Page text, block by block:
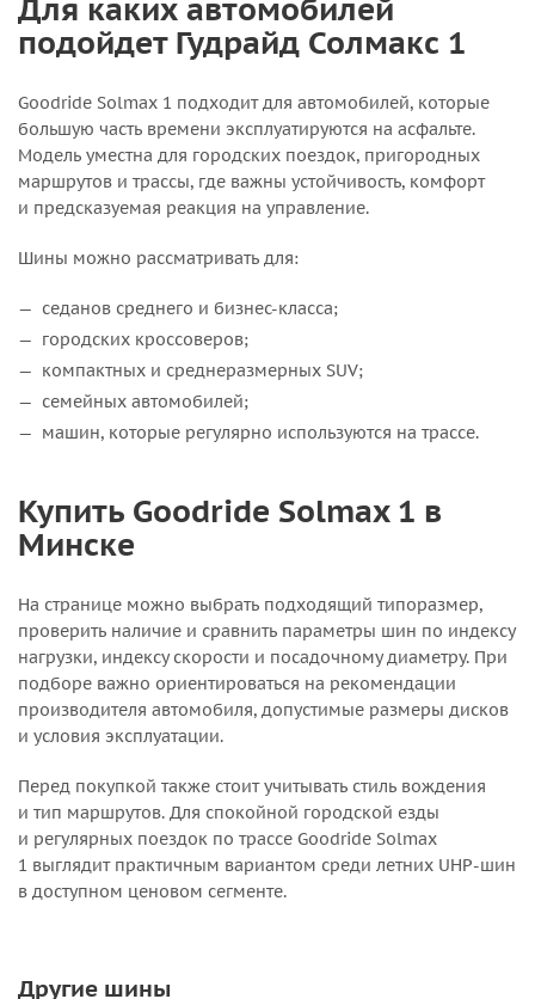
Для каких автомобилей
подойдет Гудрайд Солмакс 1
Goodride Solmax 1 подходит для автомобилей, которые
большую часть времени эксплуатируются на асфальте.
Модель уместна для городских поездок, пригородных
маршрутов и трассы, где важны устойчивость, комфорт
и предсказуемая реакция на управление.
Шины можно рассматривать для:
седанов среднего и бизнес-класса;
городских кроссоверов;
компактных и среднеразмерных SUV;
семейных автомобилей;
машин, которые регулярно используются на трассе.
Купить Goodride Solmax 1 в
Минске
На странице можно выбрать подходящий типоразмер,
проверить наличие и сравнить параметры шин по индексу
нагрузки, индексу скорости и посадочному диаметру. При
подборе важно ориентироваться на рекомендации
производителя автомобиля, допустимые размеры дисков
и условия эксплуатации.
Перед покупкой также стоит учитывать стиль вождения
и тип маршрутов. Для спокойной городской езды
и регулярных поездок по трассе Goodride Solmax
1 выглядит практичным вариантом среди летних UHP-шин
в доступном ценовом сегменте.
Другие шины